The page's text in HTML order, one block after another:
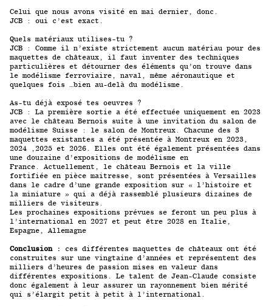
Celui que nous avons visité en mai dernier, donc.
JCB : oui c’est exact.
Quels matériaux utilises-tu ?
JCB : Comme il n’existe strictement aucun matériau pour des
maquettes de châteaux, il faut inventer des techniques
particulières et détourner des éléments qu’on trouve dans
le modélisme ferroviaire, naval, même aéronautique et
quelques fois …bien au-delà du modélisme.
As-tu déjà exposé tes oeuvres ?
JCB : La première sortie a été effectuée uniquement en 2023
avec le château Bernois suite à une invitation du salon de
modélisme Suisse : le salon de Montreux. Chacune des 3
maquettes existantes a été présentée à Montreux en 2023,
2024 ,2025 et 2026. Elles ont été également présentées dans
une douzaine d’expositions de modélisme en
France. Actuellement, le château Bernois et la ville
fortifiée en pièce maitresse, sont présentées à Versailles
dans le cadre d’une grande exposition sur « l’histoire et
la miniature » qui a déjà rassemblé plusieurs dizaines de
milliers de visiteurs.
Les prochaines expositions prévues se feront un peu plus à
l’international en 2027 et peut être 2028 en Italie,
Espagne, Allemagne
Conclusion :
ces différentes maquettes de châteaux ont été
construites sur une vingtaine d’années et représentent des
milliers d’heures de passion mises en valeur dans
différentes expositions. Le talent de Jean-Claude consiste
donc également à leur assurer un rayonnement bien mérité
qui s’élargit petit à petit à l’international.